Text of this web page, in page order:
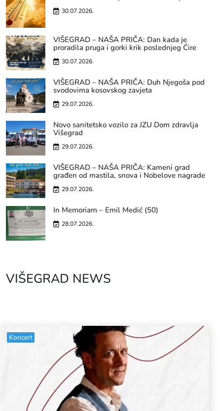
30.07.2026.
VIŠEGRAD – NAŠA PRIČA: Dan kada je
proradila pruga i gorki krik poslednjeg Ćire
30.07.2026.
VIŠEGRAD – NAŠA PRIČA: Duh Njegoša pod
svodovima kosovskog zavjeta
29.07.2026.
Novo sanitetsko vozilo za JZU Dom zdravlja
Višegrad
29.07.2026.
VIŠEGRAD – NAŠA PRIČA: Kameni grad
građen od mastila, snova i Nobelove nagrade
29.07.2026.
In Memoriam – Emil Medić (50)
28.07.2026.
VIŠEGRAD NEWS
Koncert